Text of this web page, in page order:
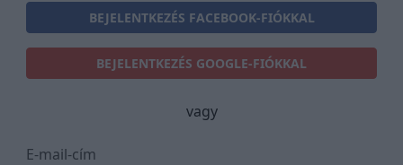
BEJELENTKEZÉS FACEBOOK-FIÓKKAL
BEJELENTKEZÉS GOOGLE-FIÓKKAL
vagy
E-mail-cím